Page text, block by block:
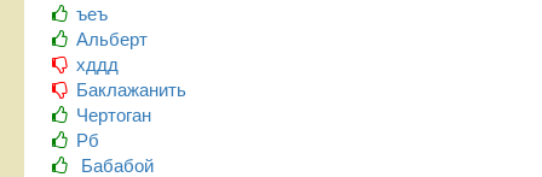
ъеъ
Альберт
хддд
Баклажанить
Чертоган
Рб
Бабабой